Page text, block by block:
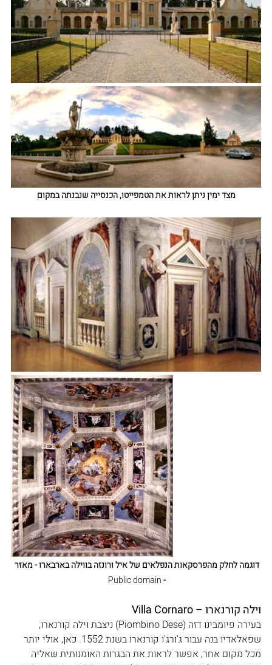
מצד ימין ניתן לראות את הטמפייטו, הכנסייה שנבנתה במקום
דוגמה לחלק מהפרסקאות הנפלאים של איל ורונזה בווילה בארבארו - מאזר
-
Public domain
וילה קורנארו – Villa Cornaro
בעירה פיומבינו דזה (Piombino Dese) ניצבת וילה קורנארו,
שפאלאדיו בנה עבור ג'ורג'ו קורנארו בשנת 1552. כאן, אולי יותר
מכל מקום אחר, אפשר לראות את הבגרות האומנותית שאליה